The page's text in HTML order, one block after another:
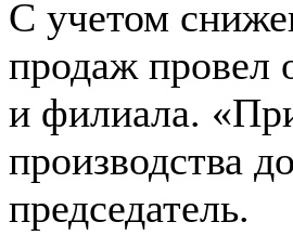
С учетом
продаж провел
и филиала.
производства
председатель.